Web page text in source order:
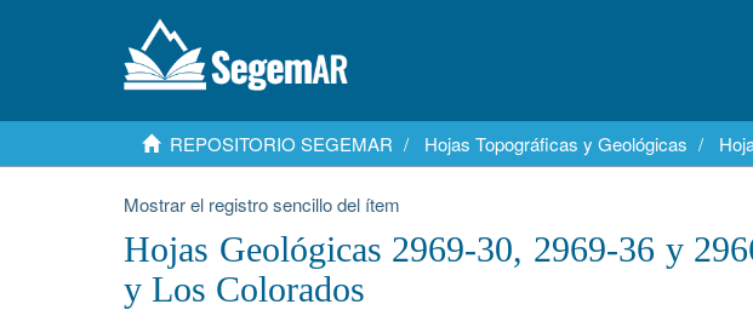
REPOSITORIO SEGEMAR Hojas Topográficas y Geológicas
Mostrar el registro sencillo del ítem
Hojas Geológicas 2969-30, 2969-36 y
y Los Colorados